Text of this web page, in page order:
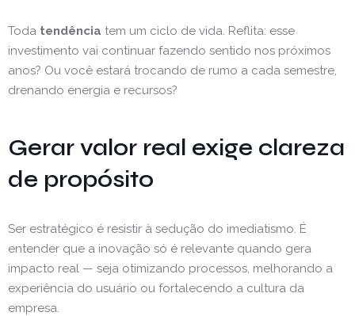
Toda tendência tem um ciclo de vida. Reflita: esse
investimento vai continuar fazendo sentido nos próximos
anos? Ou você estará trocando de rumo a cada semestre,
drenando energia e recursos?
Gerar valor real exige clareza
de propósito
Ser estratégico é resistir à sedução do imediatismo. É
entender que a inovação só é relevante quando gera
impacto real — seja otimizando processos, melhorando a
experiência do usuário ou fortalecendo a cultura da
empresa.